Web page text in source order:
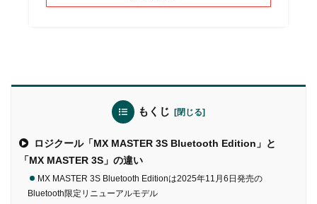
もくじ
ロジクール「MX MASTER 3S Bluetooth Edition」と
「MX MASTER 3S」の違い
MX MASTER 3S Bluetooth Editionは2025年11月6日発売の
Bluetooth限定リニューアルモデル